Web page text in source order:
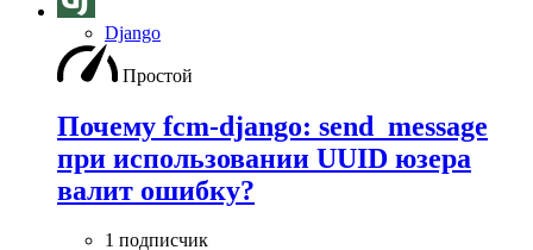
Django
Простой
Почему fcm-django: send_message
при использовании UUID юзера
валит ошибку?
1 подписчик